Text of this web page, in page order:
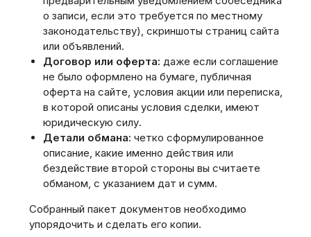
о записи, если это требуется по местному
законодательству), скриншоты страниц сайта
или объявлений.
Договор или оферта: даже если соглашение
не было оформлено на бумаге, публичная
оферта на сайте, условия акции или переписка,
в которой описаны условия сделки, имеют
юридическую силу.
Детали обмана: четко сформулированное
описание, какие именно действия или
бездействие второй стороны вы считаете
обманом, с указанием дат и сумм.
Собранный пакет документов необходимо
упорядочить и сделать его копии.